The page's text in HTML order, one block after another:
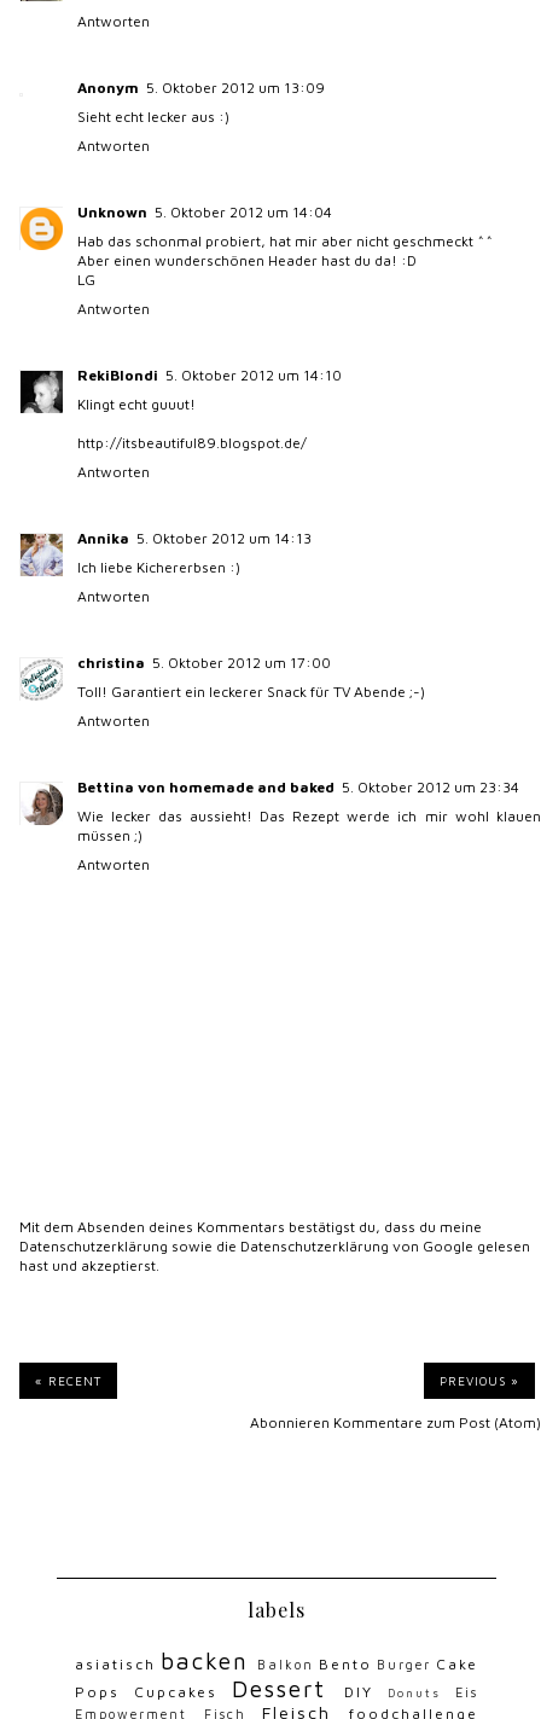
Antworten
Anonym 5. Oktober 2012 um 13:09
Sieht echt lecker aus :)
Antworten
Unknown 5. Oktober 2012 um 14:04
Hab das schonmal probiert, hat mir aber nicht geschmeckt ^^
Aber einen wunderschönen Header hast du da! :D
LG
Antworten
RekiBlondi 5. Oktober 2012 um 14:10
Klingt echt guuut!
http://itsbeautiful89.blogspot.de/
Antworten
Annika 5. Oktober 2012 um 14:13
Ich liebe Kichererbsen :)
Antworten
christina 5. Oktober 2012 um 17:00
Toll! Garantiert ein leckerer Snack für TV Abende ;-)
Antworten
Bettina von homemade and baked 5. Oktober 2012 um 23:34
Wie lecker das aussieht! Das Rezept werde ich mir wohl klauen
müssen ;)
Antworten
Mit dem Absenden deines Kommentars bestätigst du, dass du meine
Datenschutzerklärung sowie die Datenschutzerklärung von Google gelesen
hast und akzeptierst.
« RECENT PREVIOUS »
Abonnieren Kommentare zum Post (Atom)
labels
asiatisch backen Balkon Bento Burger Cake
Pops
Cupcakes Dessert DIY Donuts
Eis
Empowerment
Fisch Fleisch
foodchallenge